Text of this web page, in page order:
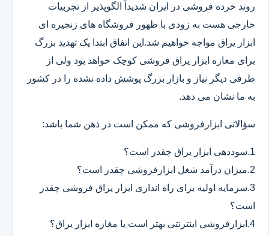
روند خرده فروشی در ایران شدیداً الگوپذیر از تجربیات
خارجی هست به زودی با ظهور فروشگاه های زنجیره ای
ابزار یراق مواجه خواهیم شد.این اتفاق ابتدا یک تهدید بزرگ
برای مغازه ابزار یراق فروشی کوچک خواهد بود ولی از
طرفی دیگر نیاز و بازار بزرگ پوشش داده نشده را در کشور
به ما نشان می دهد.
سؤالاتی ابزارفروشی که ممکن است در ذهن شما باشد:
1.سوددهی ابزار یراق چقدر است؟
2.میزان درآمد شغل ابزارفروشی چقدر است؟
3.سرمایه اولیه برای راه اندازی ابزار یراق فروشی چقدر
است؟
4.ابزارفروشی اینترنتی بهتر است یا مغازه ابزار یراق؟